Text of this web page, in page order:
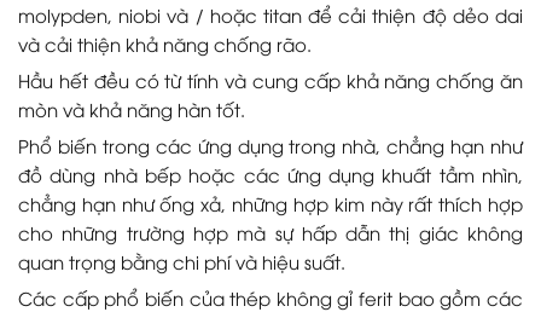
molypden, niobi và / hoặc titan để cải thiện độ dẻo dai
và cải thiện khả năng chống rão.
Hầu hết đều có từ tính và cung cấp khả năng chống ăn
mòn và khả năng hàn tốt.
Phổ biến trong các ứng dụng trong nhà, chẳng hạn như
đồ dùng nhà bếp hoặc các ứng dụng khuất tầm nhìn,
chẳng hạn như ống xả, những hợp kim này rất thích hợp
cho những trường hợp mà sự hấp dẫn thị giác không
quan trọng bằng chi phí và hiệu suất.
Các cấp phổ biến của thép không gỉ ferit bao gồm các